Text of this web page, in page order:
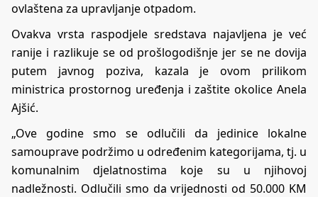
ovlaštena za upravljanje otpadom.
Ovakva vrsta raspodjele sredstava najavljena je već
ranije i razlikuje se od prošlogodišnje jer se ne dovija
putem javnog poziva, kazala je ovom prilikom
ministrica prostornog uređenja i zaštite okolice Anela
Ajšić.
„Ove godine smo se odlučili da jedinice lokalne
samouprave podržimo u određenim kategorijama, tj. u
komunalnim djelatnostima koje su u njihovoj
nadležnosti. Odlučili smo da vrijednosti od 50.000 KM